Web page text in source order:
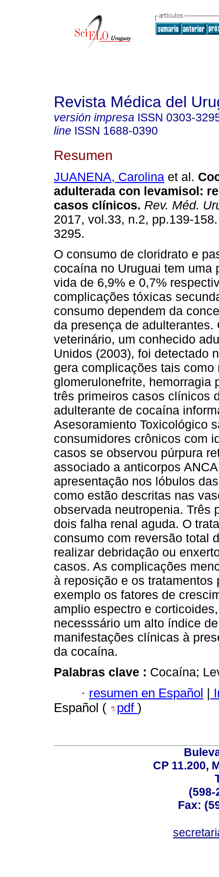
Revista Médica del
versión impresa ISSN 0303-
line ISSN 1688-0390
Resumen
JUANENA, Carolina et al.
adulterada con levamisol:
casos clínicos. Rev. Méd.
2017, vol.33, n.2, pp.139-
3295.
O consumo de cloridrato e
cocaína no Uruguai tem uma
vida de 6,9% e 0,7%
complicações tóxicas
consumo dependem da
da presença de
veterinário, um conhecido
Unidos (2003), foi detectado
gera complicações tais
glomerulonefrite, hemorragia
três primeiros casos clínicos
adulterante de cocaína
Asesoramiento Toxicológico
consumidores crônicos com
casos se observou púrpura
associado a anticorpos
apresentação nos lóbulos
como estão descritas nas
observada neutropenia. Três
dois falha renal aguda. O
consumo com reversão total
realizar debridação ou
casos. As complicações
à reposição e os
exemplo os fatores de
amplio espectro e
necesssário um alto índice
manifestações clínicas à
da cocaína.
Palabras clave : Cocaína;
· resumen en Español |
Español (
pdf )
CP 11.200,
(598-
Fax: